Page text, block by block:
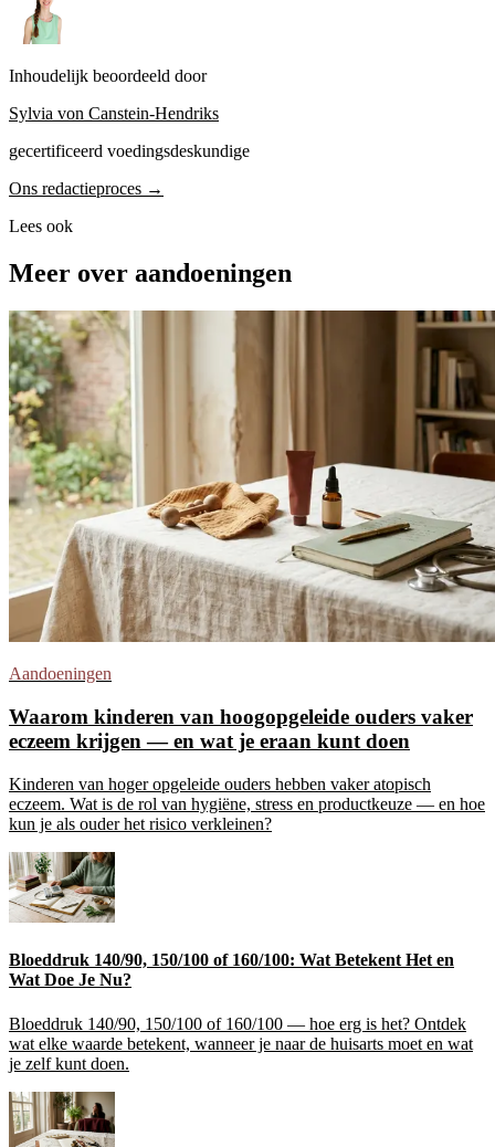
Inhoudelijk beoordeeld door
Sylvia von Canstein-Hendriks
gecertificeerd voedingsdeskundige
Ons redactieproces →
Lees ook
Meer over aandoeningen
Aandoeningen
Waarom kinderen van hoogopgeleide ouders vaker
eczeem krijgen — en wat je eraan kunt doen
Kinderen van hoger opgeleide ouders hebben vaker atopisch
eczeem. Wat is de rol van hygiëne, stress en productkeuze — en hoe
kun je als ouder het risico verkleinen?
Bloeddruk 140/90, 150/100 of 160/100: Wat Betekent Het en
Wat Doe Je Nu?
Bloeddruk 140/90, 150/100 of 160/100 — hoe erg is het? Ontdek
wat elke waarde betekent, wanneer je naar de huisarts moet en wat
je zelf kunt doen.